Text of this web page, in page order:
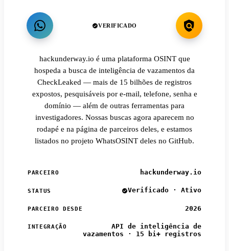
VERIFICADO
hackunderway.io é uma plataforma OSINT que
hospeda a busca de inteligência de vazamentos da
CheckLeaked — mais de 15 bilhões de registros
expostos, pesquisáveis por e-mail, telefone, senha e
domínio — além de outras ferramentas para
investigadores. Nossas buscas agora aparecem no
rodapé e na página de parceiros deles, e estamos
listados no projeto WhatsOSINT deles no GitHub.
PARCEIRO hackunderway.io
STATUS Verificado · Ativo
PARCEIRO DESDE 2026
INTEGRAÇÃO
API de inteligência de
vazamentos · 15 bi+ registros